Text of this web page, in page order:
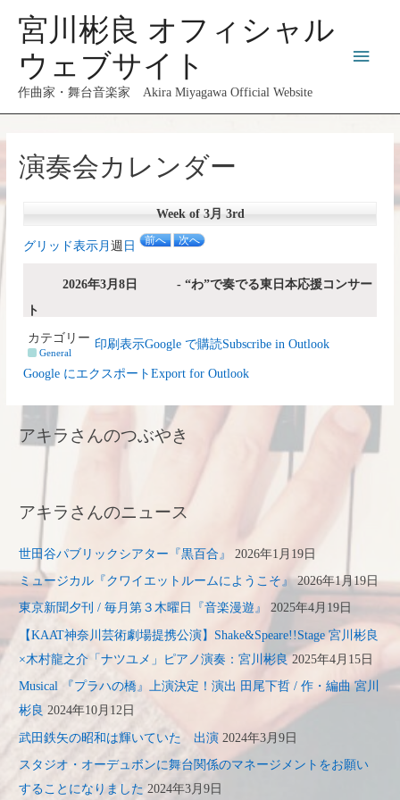
ス
ッ
宮川彬良 オフィシャル
ウェブサイト
作曲家・舞台音楽家 Akira Miyagawa Official Website
メ
ー
演奏会カレンダー
Week of 3月 3rd
グリッド表示 月週 日 前へ 次へ
2026年3月8日 -“わ”で奏でる東日本応援コンサー
ト
カテゴリー
General
印刷表示Google で購読Subscribe inOutlook
Google に エクスポートExport forOutlook
アキラさんのつぶやき
アキラさんのニュース
世田谷パブリックシアター『黒百合』 2026年1月19日
ミュージカル『クワイエットルームにようこそ』 2026年1月19日
東京新聞夕刊 / 毎月第３木曜日『音楽漫遊』 2025年4月19日
【KAAT神奈川芸術劇場提携公演】Shake&Speare!!Stage 宮川彬良
×木村龍之介「ナツユメ」ピアノ演奏：宮川彬良 2025年4月15日
Musical 『プラハの橋』上演決定！演出 田尾下哲 / 作・編曲 宮川
彬良 2024年10月12日
武田鉄矢の昭和は輝いていた 出演 2024年3月9日
スタジオ・オーデュボンに舞台関係のマネージメントをお願い
することになりました 2024年3月9日